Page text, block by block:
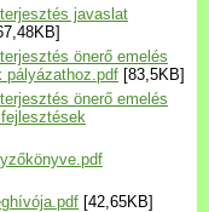
javaslat
önerő emelés
pályázathoz.pdf [83,5KB]
önerő emelés
[42,65KB]